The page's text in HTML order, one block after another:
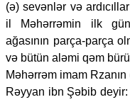
(ə) sevənlər və
il Məhərrəmin ilk
ağasının parça-parça
və bütün aləmi qəm
Məhərrəm imam Rzanın
Rəyyan ibn Şəbib